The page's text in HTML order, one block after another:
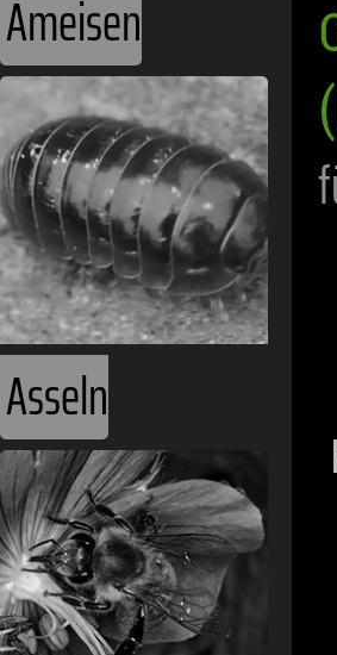
Asseln
Bienen